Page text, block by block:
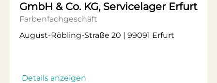
GmbH & Co. KG, Servicelager Erfurt
Farbenfachgeschäft
August-Röbling-Straße 20 | 99091 Erfurt
Details anzeigen